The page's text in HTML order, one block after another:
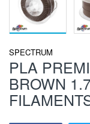
SPECTRUM
PLA
BROWN